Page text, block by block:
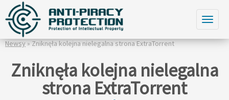
Newsy» Zniknęła kolejna nielegalna strona ExtraTorrent
Zniknęła kolejna nielegalna
strona ExtraTorrent